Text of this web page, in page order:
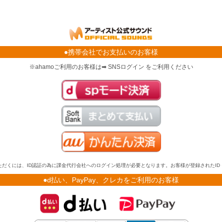
●携帯会社でお支払いのお客様
※ahamoご利用のお客様は➡ SNSログイン をご利用ください
くには、ID認証の為に課金代行会社へのログイン処理が必要となります。お客様が登録されたID
●d払い、PayPay、クレカをご利用のお客様